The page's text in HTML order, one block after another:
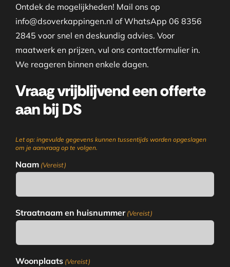
Ontdek de mogelijkheden! Mail ons op
info@dsoverkappingen.nl of WhatsApp 06 8356
2845 voor snel en deskundig advies. Voor
maatwerk en prijzen, vul ons contactformulier in.
We reageren binnen enkele dagen.
Vraag vrijblijvend een offerte
aan bij DS
Let op: ingevulde gegevens kunnen tussentijds worden opgeslagen
om je aanvraag op te volgen.
Naam (Vereist)
Straatnaam en huisnummer (Vereist)
Woonplaats (Vereist)